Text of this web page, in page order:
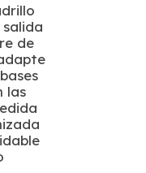
de
las